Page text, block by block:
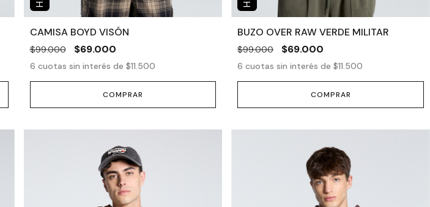
CAMISA BOYD VISÓN
$99.000 $69.000
6 cuotas sin interés de $11.500
COMPRAR
BUZO OVER RAW VERDE MILITAR
$99.000 $69.000
6 cuotas sin interés de$11.500
COMPRAR